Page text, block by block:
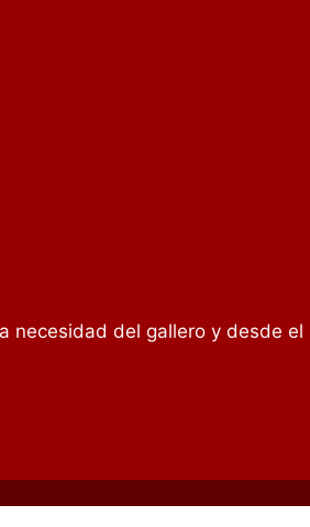
necesidad del gallero y desde el